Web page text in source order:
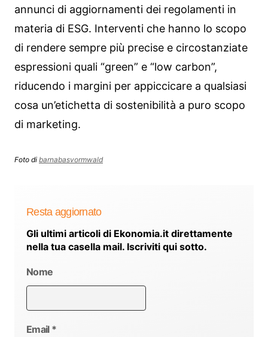
annunci di aggiornamenti dei regolamenti in
materia di ESG. Interventi che hanno lo scopo
di rendere sempre più precise e circostanziate
espressioni quali “green” e “low carbon”,
riducendo i margini per appiccicare a qualsiasi
cosa un’etichetta di sostenibilità a puro scopo
di marketing.
Foto di barnabasvormwald
Resta aggiornato
Gli ultimi articoli di Ekonomia.it direttamente
nella tua casella mail. Iscriviti qui sotto.
Nome
Email *